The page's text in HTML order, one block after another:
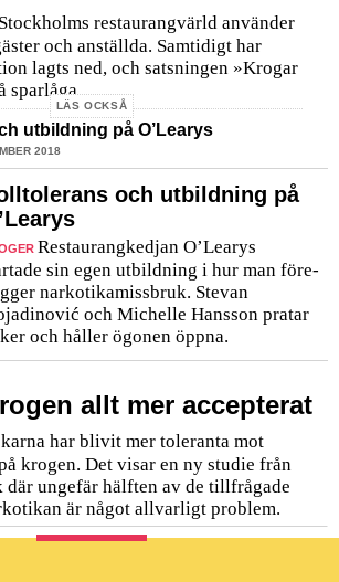
restaurangvärld använder
och anställda. Samtidigt har
lagts ned, och satsningen »Krogar
sparlåga.
LÄS OCKSÅ
utbildning på O’Learys
2018
och utbildning på
Restaurangkedjan O’Learys
sin egen utbildning i hur man före­
narkotikamissbruk. Stevan
och Michelle Hansson pratar
och håller ögonen öppna.
allt mer accepterat
har blivit mer toleranta mot
krogen. Det visar en ny studie från
där ungefär hälften av de tillfrågade
är något allvarligt problem.